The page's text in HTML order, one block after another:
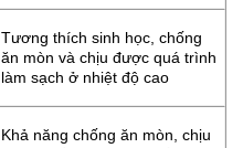
Tương thích sinh học, chống
ăn mòn và chịu được quá trình
làm sạch ở nhiệt độ cao
Khả năng chống ăn mòn, chịu